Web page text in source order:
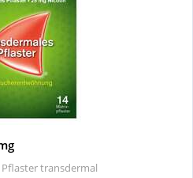
Pflaster transdermal